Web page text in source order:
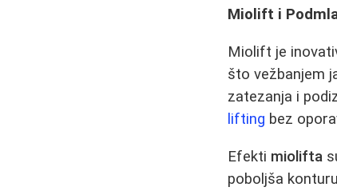
Miolift i
Miolift je
što vežbanjem
zatezanja i
lifting bez
Efekti miolifta
poboljša